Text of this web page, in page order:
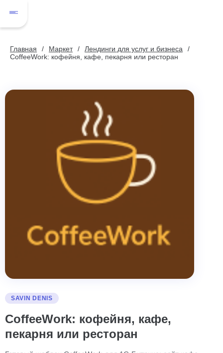
Главная Маркет
Лендинги для услуг и бизнеса
CoffeeWork: кофейня, кафе, пекарня или ресторан
SAVIN DENIS
CoffeeWork: кофейня, кафе,
пекарня или ресторан